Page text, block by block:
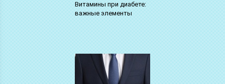
Витамины при диабете:
важные элементы